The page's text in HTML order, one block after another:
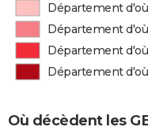
Département
Département
Département
Département
Où décèdent les